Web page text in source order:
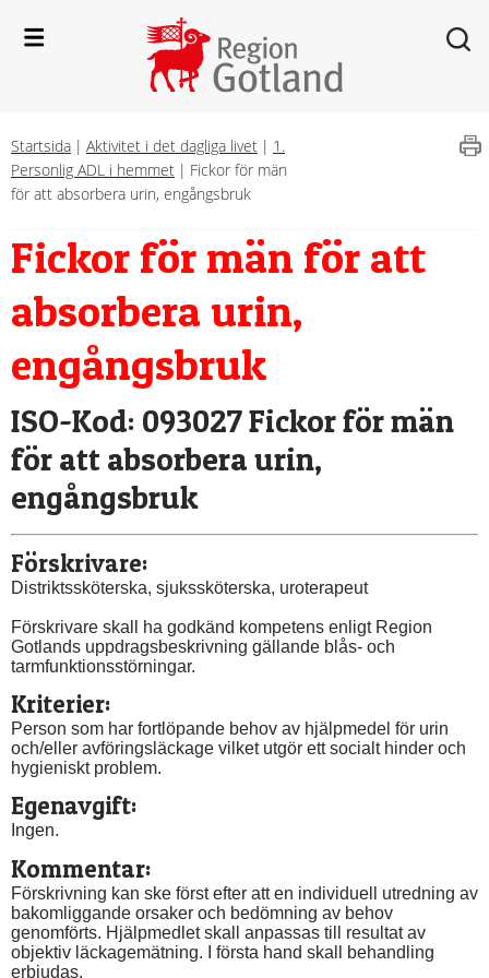
Startsida | Aktivitet i det dagliga livet | 1.
Personlig ADL i hemmet | Fickor för män
för att absorbera urin, engångsbruk
Fickor för män för att
absorbera urin,
engångsbruk
ISO-Kod: 093027 Fickor för män
för att absorbera urin,
engångsbruk
Förskrivare:
Distriktssköterska, sjukssköterska, uroterapeut
Förskrivare skall ha godkänd kompetens enligt Region
Gotlands uppdragsbeskrivning gällande blås- och
tarmfunktionsstörningar.
Kriterier:
Person som har fortlöpande behov av hjälpmedel för urin
och/eller avföringsläckage vilket utgör ett socialt hinder och
hygieniskt problem.
Egenavgift:
Ingen.
Kommentar:
Förskrivning kan ske först efter att en individuell utredning av
bakomliggande orsaker och bedömning av behov
genomförts. Hjälpmedlet skall anpassas till resultat av
objektiv läckagemätning. I första hand skall behandling
erbjudas.